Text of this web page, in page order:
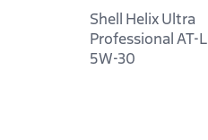
Shell Helix Ultra
Professional AT-L
5W-30